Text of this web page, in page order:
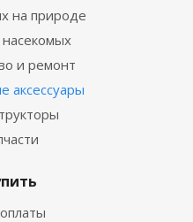
на природе
и ремонт
аксессуары